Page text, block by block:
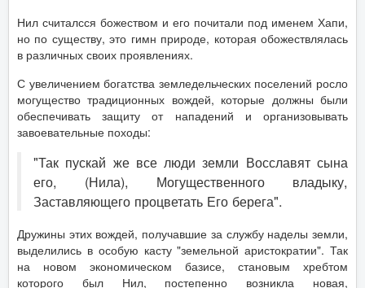
Нил считалсся божеством и его почитали под именем Хапи,
но по существу, это гимн природе, которая обожествлялась
в различных своих проявлениях.
С увеличением богатства земледельческих поселений росло
могущество традиционных вождей, которые должны были
обеспечивать защиту от нападений и организовывать
завоевательные походы:
"Так пускай же все люди земли Восславят сына
его, (Нила), Могущественного владыку,
Заставляющего процветать Его берега".
Дружины этих вождей, получавшие за службу наделы земли,
выделились в особую касту "земельной аристократии". Так
на новом экономическом базисе, становым хребтом
которого был Нил, постепенно возникла новая,